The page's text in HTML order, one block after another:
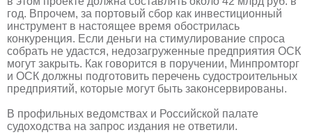
год. Впрочем, за портовый сбор как инвестиционный
инструмент в настоящее время обострилась
конкуренция. Если деньги на стимулирование спроса
собрать не удастся, недозагруженные предприятия ОСК
могут закрыть. Как говорится в поручении, Минпромторг
и ОСК должны подготовить перечень судостроительных
предприятий, которые могут быть законсервированы.
В профильных ведомствах и Российской палате
судоходства на запрос издания не ответили.